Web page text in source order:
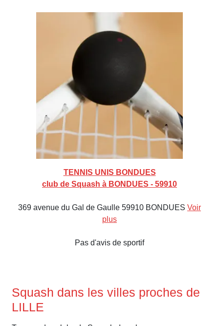
TENNIS UNIS BONDUES
club de Squash à BONDUES - 59910
369 avenue du Gal de Gaulle 59910 BONDUES Voir
plus
Pas d'avis de sportif
Squash dans les villes proches de
LILLE